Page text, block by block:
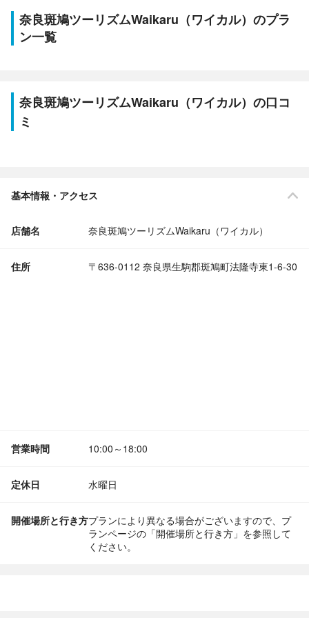
奈良斑鳩ツーリズムWaikaru（ワイカル）のプラ
ン一覧
奈良斑鳩ツーリズムWaikaru（ワイカル）の口コ
ミ
基本情報・アクセス
店舗名 奈良斑鳩ツーリズムWaikaru（ワイカル）
住所 〒636-0112 奈良県生駒郡斑鳩町法隆寺東1-6-30
営業時間 10:00～18:00
定休日 水曜日
開催場所と行き方プランにより異なる場合がございますので、プ
ランページの「開催場所と行き方」を参照して
ください。